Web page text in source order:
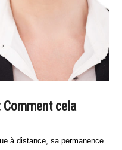
cela
à distance, sa permanence